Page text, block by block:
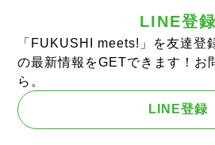
ン
LINE登録
「FUKUSHI meets!」を友達登
の最新情報をGETできます！お
ら。
LINE登録